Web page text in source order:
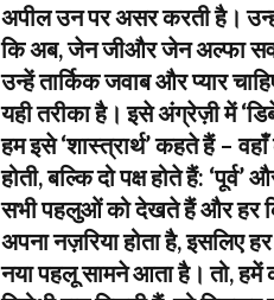
अपील उन पर असर करती है।
कि अब, जेन जीऔर जेन अल्फा
उन्हें तार्किक जवाब और प्यार
यही तरीका है। इसे अंग्रेज़ी में
हम इसे ‘शास्त्रार्थ’ कहते हैं –
होती, बल्कि दो पक्ष होते हैं: ‘पूर्व’
सभी पहलुओं को देखते हैं और हर
अपना नज़रिया होता है, इसलिए
नया पहलू सामने आता है। तो, हमें